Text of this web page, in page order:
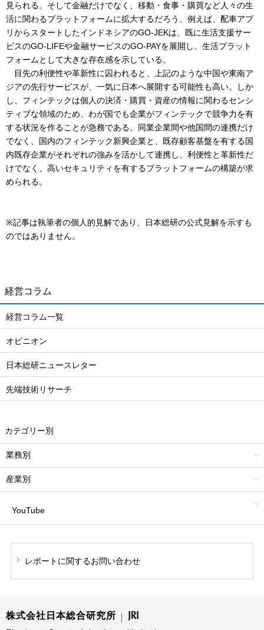
見られる。そして金融だけでなく、移動・食事・購買など人々の生
活に関わるプラットフォームに拡大するだろう。例えば、配車アプ
リからスタートしたインドネシアのGO-JEKは、既に生活支援サー
ビスのGO-LIFEや金融サービスのGO-PAYを展開し、生活プラット
フォームとして大きな存在感を示している。
目先の利便性や革新性に囚われると、上記のような中国や東南ア
ジアの先行サービスが、一気に日本へ展開する可能性も高い。しか
し、フィンテックは個人の決済・購買・資産の情報に関わるセンシ
ティブな領域のため、わが国でも企業がフィンテックで競争力を有
する状況を作ることが急務である。同業企業間や他国間の連携だけ
でなく、国内のフィンテック新興企業と、既存顧客基盤を有する国
内既存企業がそれぞれの強みを活かして連携し、利便性と革新性だ
けでなく、高いセキュリティを有するプラットフォームの構築が求
められる。
※記事は執筆者の個人的見解であり、日本総研の公式見解を示すも
のではありません。
経営コラム
経営コラム一覧
オピニオン
日本総研ニュースレター
先端技術リサーチ
カテゴリー別
業務別
産業別
YouTube
レポートに関するお問い合わせ
株式会社日本総合研究所